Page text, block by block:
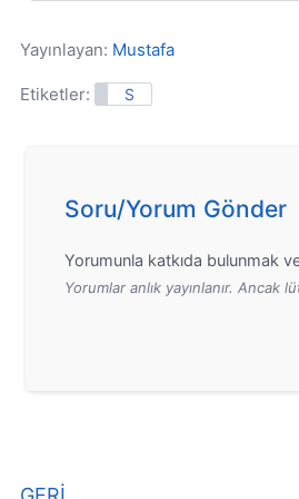
Yayınlayan: Mustafa
Etiketler: S
Soru/Yorum Gönder
Yorumunla katkıda bulunmak
Yorumlar anlık yayınlanır.